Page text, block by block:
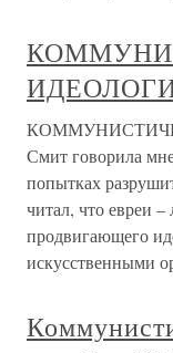
Смит говорила
попытках
читал, что евреи
продвигающего
искусственными